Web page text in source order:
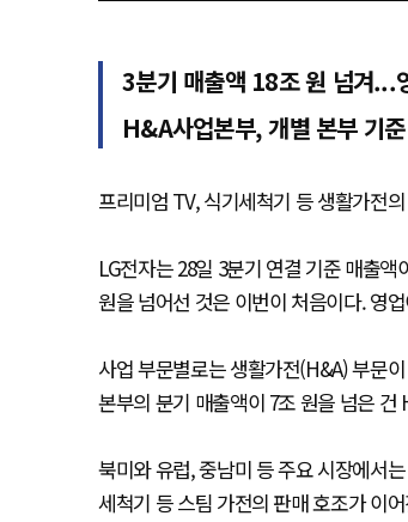
3분기 매출액 18조 원 넘겨...
H&A사업본부, 개별 본부 기
프리미엄 TV, 식기세척기 등 생활가전
LG전자는 28일 3분기 연결 기준 매출
원을 넘어선 것은 이번이 처음이다. 영
사업 부문별로는 생활가전(H&A) 부문
본부의 분기 매출액이 7조 원을 넘은
북미와 유럽, 중남미 등 주요 시장에서
세척기 등 스팀 가전의 판매 호조가 이